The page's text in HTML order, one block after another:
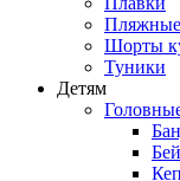
Шорты
Туники
Детям